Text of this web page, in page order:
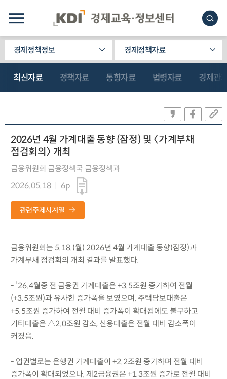
경제정책정보 경제정책자료
최신자료 정책자료 동향자료 법령자료 경제관
2026년 4월 가계대출 동향 (잠정) 및 〈가계부채
점검회의〉 개최
금융위원회 금융정책국 금융정책과
2026.05.18
6p
관련주제시계열
금융위원회는 5.18.(월) 2026년 4월 가계대출 동향(잠정)과
가계부채 점검회의 개최 결과를 발표했다.
- ’26.4월중 전 금융권 가계대출은 +3.5조원 증가하여 전월
(+3.5조원)과 유사한 증가폭을 보였으며, 주택담보대출은
+5.5조원 증가하여 전월 대비 증가폭이 확대됨에도 불구하고
기타대출은 △2.0조원 감소, 신용대출은 전월 대비 감소폭이
커졌음.
- 업권별로는 은행권 가계대출이 +2.2조원 증가하며 전월 대비
증가폭이 확대되었으나, 제2금융권은 +1.3조원 증가로 전월 대비